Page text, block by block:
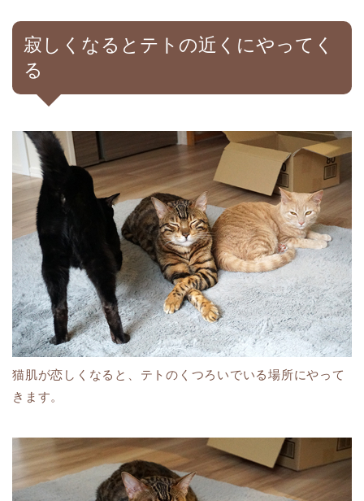
寂しくなるとテトの近くにやってく
る
猫肌が恋しくなると、テトのくつろいでいる場所にやって
きます。